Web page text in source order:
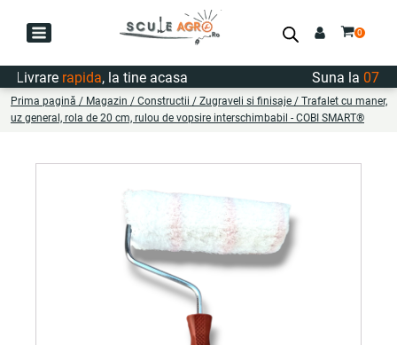
rapida, la tine acasa Suna la
Prima pagină / Magazin / Constructii / Zugraveli si finisaje / Trafalet cu maner,
uz general, rola de 20 cm, rulou de vopsire interschimbabil - COBI SMART®